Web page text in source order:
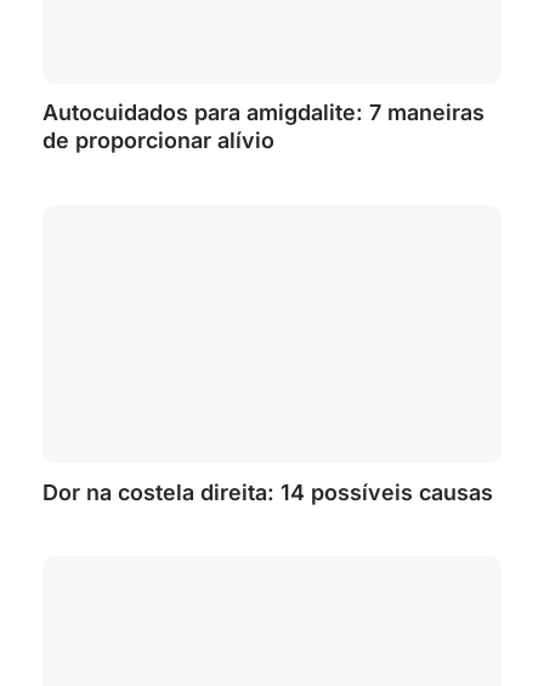
Autocuidados para amigdalite: 7 maneiras
de proporcionar alívio
Dor na costela direita: 14 possíveis causas